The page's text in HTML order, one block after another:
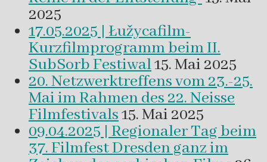
2025
17.05.2025 | Łužycafilm-
Kurzfilmprogramm beim II.
SubSorb Festiwal15. Mai 2025
20. Netzwerktreffens vom 23.-25.
Mai im Rahmen des 22. Neisse
Filmfestivals15. Mai 2025
09.04.2025 | Regionaler Tag beim
37. Filmfest Dresden ganz im